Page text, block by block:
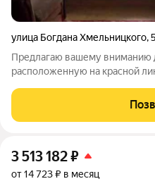
улица Богдана Хмельницкого,
Предлагаю вашему вниманию
расположенную на красной
3 513 182₽
от 14 723 ₽ в месяц